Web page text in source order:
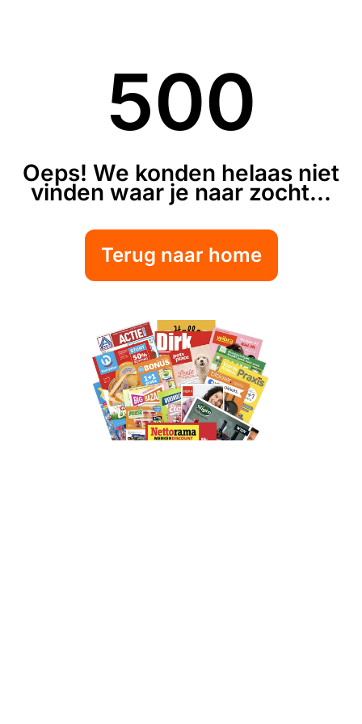
500
Oeps! We konden helaas niet
vinden waar je naar zocht...
Terug naar home